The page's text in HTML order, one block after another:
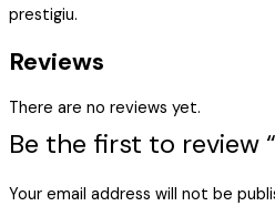
prestigiu.
Reviews
There are no reviews yet.
Be the first to review
Your email address will not be